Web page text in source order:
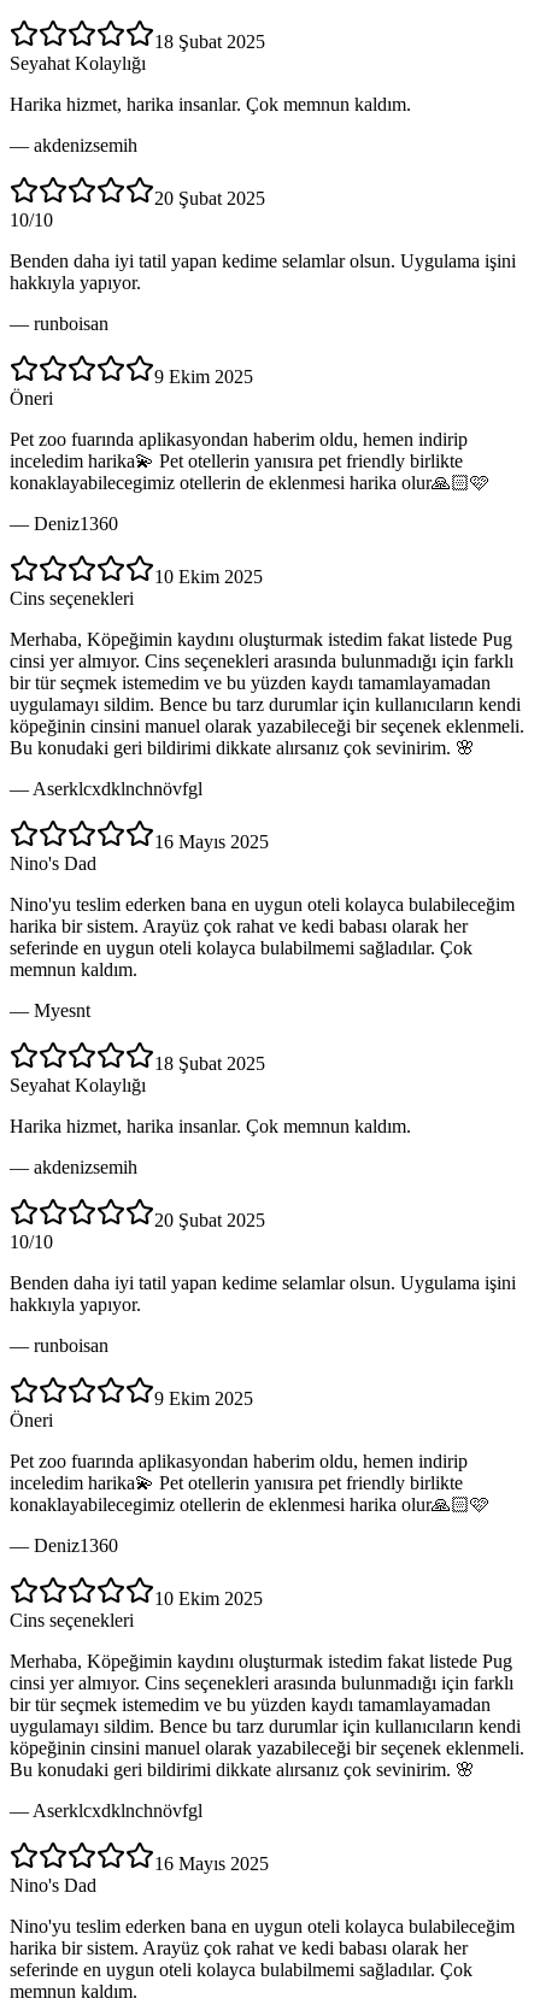
18 Şubat 2025
Seyahat Kolaylığı
Harika hizmet, harika insanlar. Çok memnun kaldım.
— akdenizsemih
20 Şubat 2025
10/10
Benden daha iyi tatil yapan kedime selamlar olsun. Uygulama işini
hakkıyla yapıyor.
— runboisan
9 Ekim 2025
Öneri
Pet zoo fuarında aplikasyondan haberim oldu, hemen indirip
inceledim harika💫 Pet otellerin yanısıra pet friendly birlikte
konaklayabilecegimiz otellerin de eklenmesi harika olur🙏🏻🩷
— Deniz1360
10 Ekim 2025
Cins seçenekleri
Merhaba, Köpeğimin kaydını oluşturmak istedim fakat listede Pug
cinsi yer almıyor. Cins seçenekleri arasında bulunmadığı için farklı
bir tür seçmek istemedim ve bu yüzden kaydı tamamlayamadan
uygulamayı sildim. Bence bu tarz durumlar için kullanıcıların kendi
köpeğinin cinsini manuel olarak yazabileceği bir seçenek eklenmeli.
Bu konudaki geri bildirimi dikkate alırsanız çok sevinirim. 🌸
— Aserklcxdklnchnövfgl
16 Mayıs 2025
Nino's Dad
Nino'yu teslim ederken bana en uygun oteli kolayca bulabileceğim
harika bir sistem. Arayüz çok rahat ve kedi babası olarak her
seferinde en uygun oteli kolayca bulabilmemi sağladılar. Çok
memnun kaldım.
— Myesnt
18 Şubat 2025
Seyahat Kolaylığı
Harika hizmet, harika insanlar. Çok memnun kaldım.
— akdenizsemih
20 Şubat 2025
10/10
Benden daha iyi tatil yapan kedime selamlar olsun. Uygulama işini
hakkıyla yapıyor.
— runboisan
9 Ekim 2025
Öneri
Pet zoo fuarında aplikasyondan haberim oldu, hemen indirip
inceledim harika💫 Pet otellerin yanısıra pet friendly birlikte
konaklayabilecegimiz otellerin de eklenmesi harika olur🙏🏻🩷
— Deniz1360
10 Ekim 2025
Cins seçenekleri
Merhaba, Köpeğimin kaydını oluşturmak istedim fakat listede Pug
cinsi yer almıyor. Cins seçenekleri arasında bulunmadığı için farklı
bir tür seçmek istemedim ve bu yüzden kaydı tamamlayamadan
uygulamayı sildim. Bence bu tarz durumlar için kullanıcıların kendi
köpeğinin cinsini manuel olarak yazabileceği bir seçenek eklenmeli.
Bu konudaki geri bildirimi dikkate alırsanız çok sevinirim. 🌸
— Aserklcxdklnchnövfgl
16 Mayıs 2025
Nino's Dad
Nino'yu teslim ederken bana en uygun oteli kolayca bulabileceğim
harika bir sistem. Arayüz çok rahat ve kedi babası olarak her
seferinde en uygun oteli kolayca bulabilmemi sağladılar. Çok
memnun kaldım.